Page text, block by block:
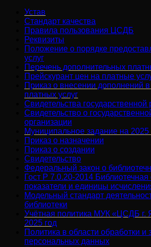
Устав
Стандарт качества
Правила пользования ЦСДБ
Реквизиты
Положение о порядке
услуг
Перечень дополнительных
Прейскурант цен на платные
Приказ о внесении дополнений
платных услуг
Свидетельства государственной
Свидетельство о
организации
Муниципальное задание на 2025
Приказ о назначении
П риказ о создании
Свидетельство
Федеральный закон о
Гост Р 7.0.20-2014 Библиотечная
показатели и единицы
Модельный стандарт
библиотеки
Учётная политика МУК «ЦСДБ г.
2025 год
Политика в области обработки и
персональных данных